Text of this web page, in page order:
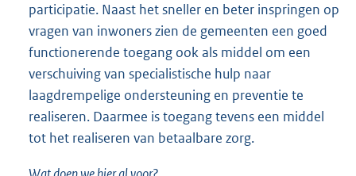
participatie. Naast het sneller en beter inspringen op
vragen van inwoners zien de gemeenten een goed
functionerende toegang ook als middel om een
verschuiving van specialistische hulp naar
laagdrempelige ondersteuning en preventie te
realiseren. Daarmee is toegang tevens een middel
tot het realiseren van betaalbare zorg.